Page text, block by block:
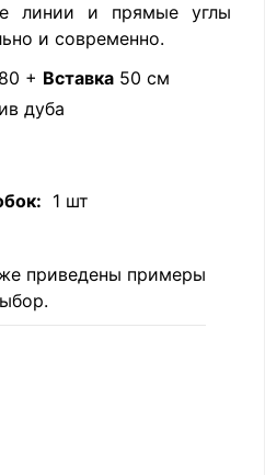
линии и прямые углы
и современно.
+ Вставка 50 см
дуба
1 шт
приведены примеры